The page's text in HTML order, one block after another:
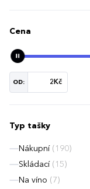
Cena
OD:
Typ tašky
Nákupní(190)
Skládací(15)
Na víno (7)